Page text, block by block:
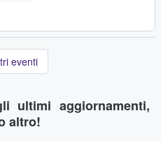
eventi
ultimi aggiornamenti,
altro!